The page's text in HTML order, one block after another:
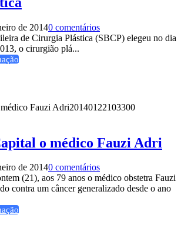
de 20140 comentários
de Cirurgia Plástica (SBCP) elegeu no dia
o cirurgião plá...
Fauzi Adri20140122103300
o médico Fauzi Adri
de 20140 comentários
(21), aos 79 anos o médico obstetra Fauzi
contra um câncer generalizado desde o ano